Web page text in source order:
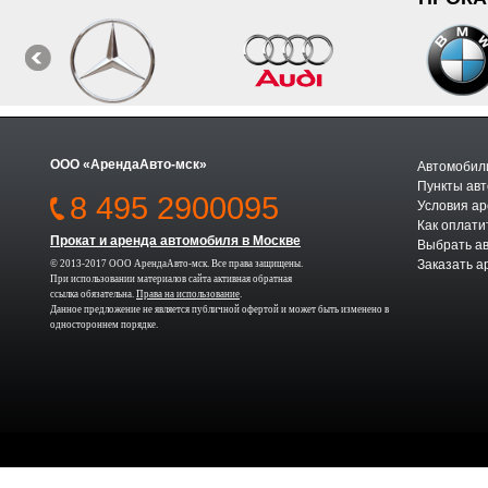
ООО «АрендаАвто-мск»
8 495 2900095
Прокат и аренда автомобиля в Москве
© 2013-2017 ООО АрендаАвто-мск. Все права защищены.
При использовании материалов сайта активная обратная
ссылка обязательна. Права на использование.
Данное предложение не является публичной офертой и может быть изменено в
одностороннем порядке.
Пункты
Условия
Как
Выбрать
Заказать